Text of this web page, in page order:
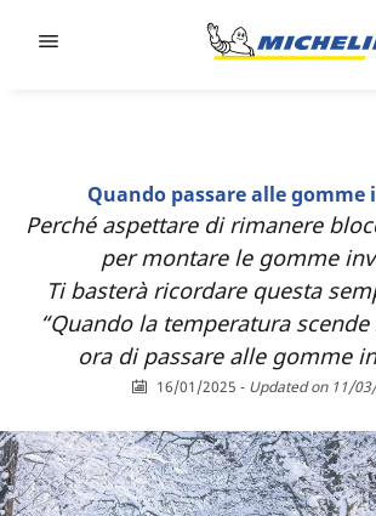
Quando passare alle gomme
Perché aspettare di rimanere
per montare le gomme
Ti basterà ricordare questa
“Quando la temperatura scende
ora di passare alle gomme
16/01/2025 - Updated on 11/